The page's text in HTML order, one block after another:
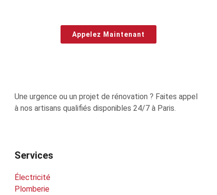
Appelez Maintenant
Une urgence ou un projet de rénovation ? Faites appel
à nos artisans qualifiés disponibles 24/7 à Paris.
Services
Électricité
Plomberie